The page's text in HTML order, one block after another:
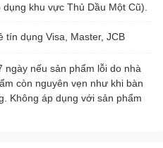
khu vực Thủ Dầu Một Cũ).
tín dụng Visa, Master, JCB
nếu sản phẩm lỗi do nhà
còn nguyên vẹn như khi bàn
Không áp dụng với sản phẩm